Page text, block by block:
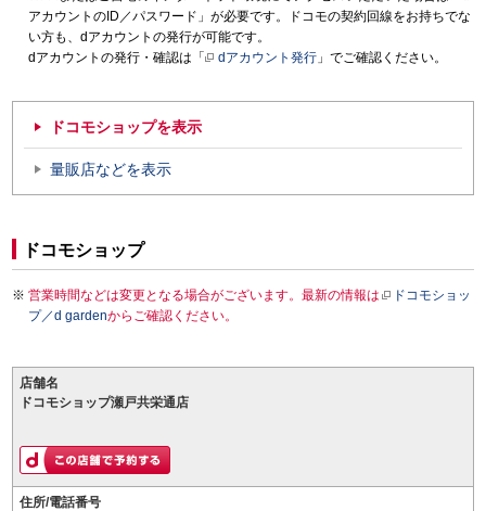
アカウントのID／パスワード」が必要です。ドコモの契約回線をお持ちでな
い方も、dアカウントの発行が可能です。
dアカウントの発行・確認は「
dアカウント発行 」でご確認ください。
ドコモショップを表示
量販店などを表示
ドコモショップ
営業時間などは変更となる場合がございます。最新の情報は
ドコモショッ
プ／d gardenからご確認ください。
店舗名
ドコモショップ瀬戸共栄通店
住所/電話番号